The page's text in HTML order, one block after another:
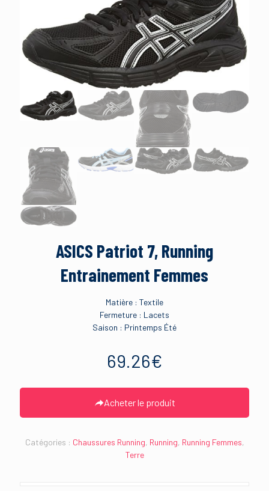
ASICS Patriot 7, Running
Entrainement Femmes
Matière : Textile
Fermeture : Lacets
Saison : Printemps Été
69.26€
Acheter le produit
Catégories : Chaussures Running, Running, Running Femmes,
Terre